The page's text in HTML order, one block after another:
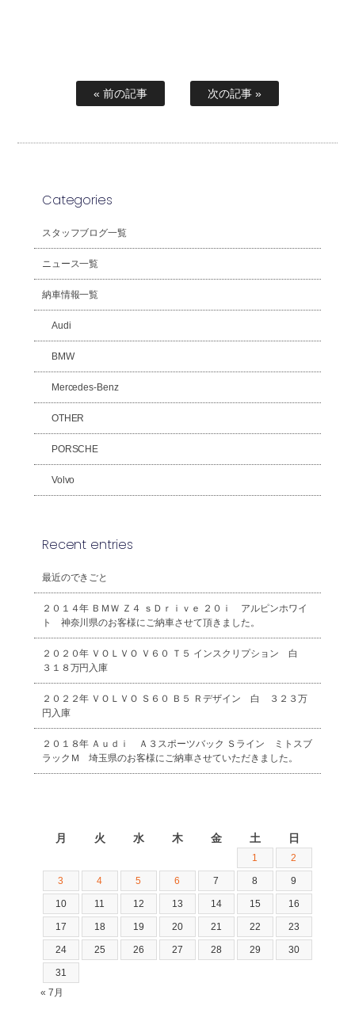
« 前の記事 次の記事 »
Categories
スタッフブログ一覧
ニュース一覧
納車情報一覧
Audi
BMW
Mercedes-Benz
OTHER
PORSCHE
Volvo
Recent entries
最近のできごと
２０１４年 ＢＭＷ Ｚ４ ｓＤｒｉｖｅ ２０ｉ アルピンホワイ
ト 神奈川県のお客様にご納車させて頂きました。
２０２０年 ＶＯＬＶＯ Ｖ６０ Ｔ５ インスクリプション 白
３１８万円入庫
２０２２年 ＶＯＬＶＯ Ｓ６０ Ｂ５ Ｒデザイン 白 ３２３万
円入庫
２０１８年 Ａｕｄｉ Ａ３スポーツバック Ｓライン ミトスブ
ラックＭ 埼玉県のお客様にご納車させていただきました。
月 火 水 木 金 土 日
1 2
3 4 5 6 7 8 9
10 11 12 13 14 15 16
17 18 19 20 21 22 23
24 25 26 27 28 29 30
31
« 7月